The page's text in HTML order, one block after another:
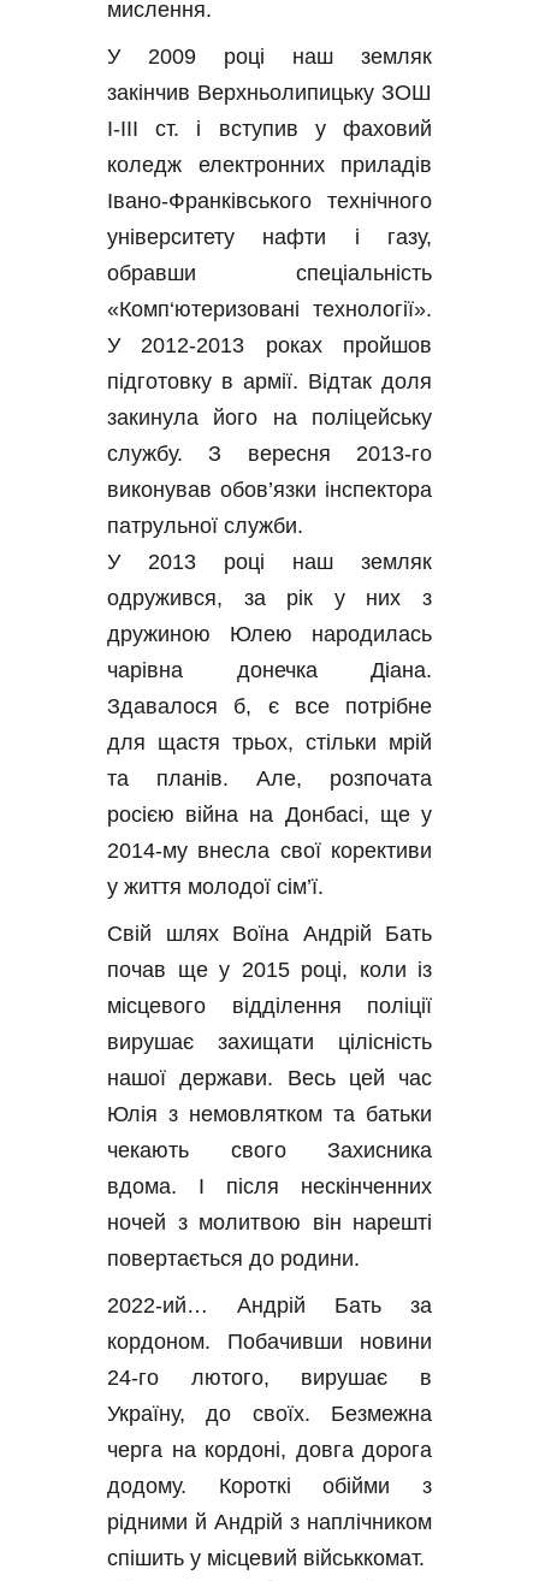
мислення.
У 2009 році наш земляк
закінчив Верхньолипицьку ЗОШ
І-ІІІ ст. і вступив у фаховий
коледж електронних приладів
Івано-Франківського технічного
університету нафти і газу,
обравши спеціальність
«Комп‘ютеризовані технології».
У 2012-2013 роках пройшов
підготовку в армії. Відтак доля
закинула його на поліцейську
службу. З вересня 2013-го
виконував обов’язки інспектора
патрульної служби.
У 2013 році наш земляк
одружився, за рік у них з
дружиною Юлею народилась
чарівна донечка Діана.
Здавалося б, є все потрібне
для щастя трьох, стільки мрій
та планів. Але, розпочата
росією війна на Донбасі, ще у
2014-му внесла свої корективи
у життя молодої сім’ї.
Свій шлях Воїна Андрій Бать
почав ще у 2015 році, коли із
місцевого відділення поліції
вирушає захищати цілісність
нашої держави. Весь цей час
Юлія з немовлятком та батьки
чекають свого Захисника
вдома. І після нескінченних
ночей з молитвою він нарешті
повертається до родини.
2022-ий… Андрій Бать за
кордоном. Побачивши новини
24-го лютого, вирушає в
Україну, до своїх. Безмежна
черга на кордоні, довга дорога
додому. Короткі обійми з
рідними й Андрій з наплічником
спішить у місцевий військкомат.